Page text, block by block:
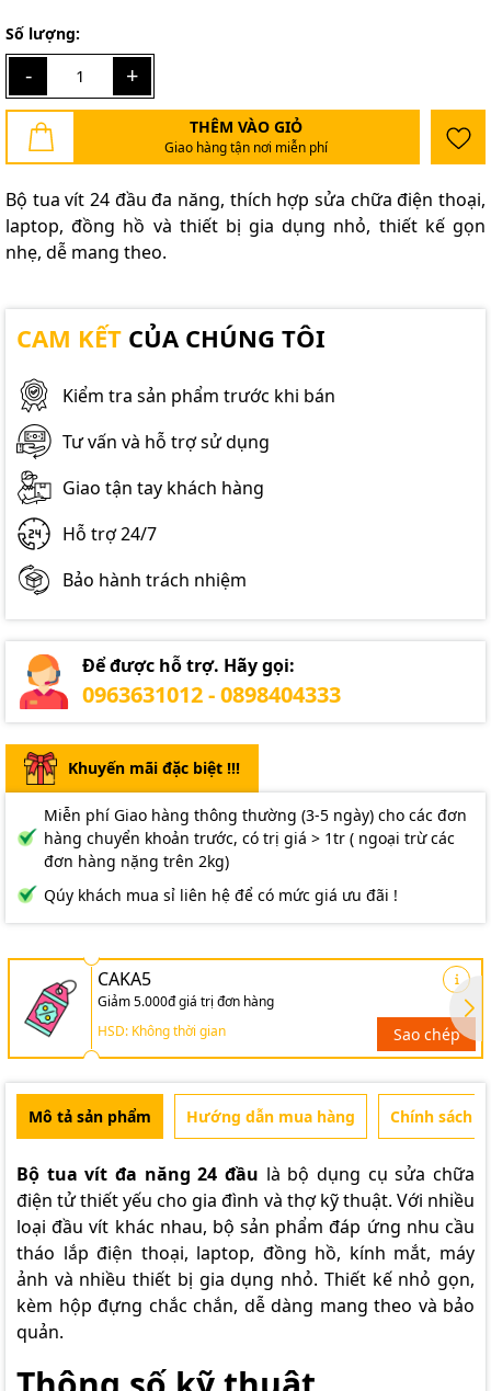
Số lượng:
- +
THÊM VÀO GIỎ
Giao hàng tận nơi miễn phí
Bộ tua vít 24 đầu đa năng, thích hợp sửa chữa điện thoại,
laptop, đồng hồ và thiết bị gia dụng nhỏ, thiết kế gọn
nhẹ, dễ mang theo.
CAM KẾT CỦA CHÚNG TÔI
Kiểm tra sản phẩm trước khi bán
Tư vấn và hỗ trợ sử dụng
Giao tận tay khách hàng
Hỗ trợ 24/7
Bảo hành trách nhiệm
Để được hỗ trợ. Hãy gọi:
0963631012 - 0898404333
Khuyến mãi đặc biệt !!!
Miễn phí Giao hàng thông thường (3-5 ngày) cho các đơn
hàng chuyển khoản trước, có trị giá > 1tr ( ngoại trừ các
đơn hàng nặng trên 2kg)
Qúy khách mua sỉ liên hệ để có mức giá ưu đãi !
CAKA5
Giảm 5.000đ giá trị đơn hàng
HSD: Không thời gian
Sao chép
Mô tả sản phẩm Hướng dẫn mua hàng Chính sách
Bộ tua vít đa năng 24 đầu là bộ dụng cụ sửa chữa
điện tử thiết yếu cho gia đình và thợ kỹ thuật. Với nhiều
loại đầu vít khác nhau, bộ sản phẩm đáp ứng nhu cầu
tháo lắp điện thoại, laptop, đồng hồ, kính mắt, máy
ảnh và nhiều thiết bị gia dụng nhỏ. Thiết kế nhỏ gọn,
kèm hộp đựng chắc chắn, dễ dàng mang theo và bảo
quản.